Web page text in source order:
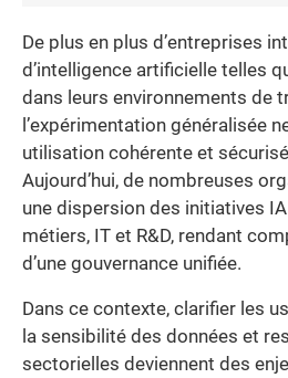
De plus en plus d’entreprises
d’intelligence artificielle telles
dans leurs environnements de
l’expérimentation généralisée
utilisation cohérente et
Aujourd’hui, de nombreuses
une dispersion des initiatives
métiers, IT et R&D, rendant
d’une gouvernance unifiée.
Dans ce contexte, clarifier les
la sensibilité des données et
sectorielles deviennent des